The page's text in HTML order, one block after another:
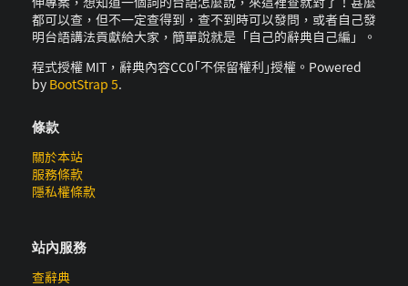
都可以查，但不一定查得到，查不到時可以發問，或者自己發
明台語講法貢獻給大家，簡單說就是「自己的辭典自己編」。
程式授權 MIT，辭典內容CC0｢不保留權利｣授權。Powered
by BootStrap 5.
條款
關於本站
服務條款
隱私權條款
站內服務
查辭典